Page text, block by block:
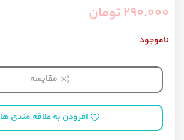
290.000تومان
ناموجود
مقایسه
افزودن به علاقه مندی ها